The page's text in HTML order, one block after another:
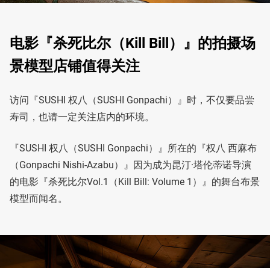
电影『杀死比尔（Kill Bill）』的拍摄场
景模型店铺值得关注
访问『SUSHI 权八（SUSHI Gonpachi）』时，不仅要品尝
寿司，也请一定关注店内的环境。
『SUSHI 权八（SUSHI Gonpachi）』所在的『权八 西麻布
（Gonpachi Nishi-Azabu）』因为成为昆汀·塔伦蒂诺导演
的电影『杀死比尔Vol.1（Kill Bill: Volume 1）』的舞台布景
模型而闻名。